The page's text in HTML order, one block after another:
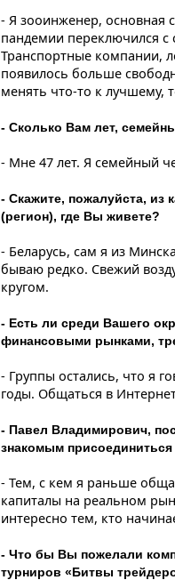
- Я зооинженер, основная
пандемии переключился с
Транспортные компании,
появилось больше
менять что-то к лучшему,
- Сколько Вам лет,
- Мне 47 лет. Я семейный
- Скажите, пожалуйста, из
(регион), где Вы живете?
- Беларусь, сам я из
бываю редко. Свежий
кругом.
- Есть ли среди Вашего
финансовыми рынками,
- Группы остались, что я
годы. Общаться в
- Павел Владимирович,
знакомым
- Тем, с кем я раньше
капиталы на реальном
интересно тем, кто
- Что бы Вы пожелали
турниров «Битвы